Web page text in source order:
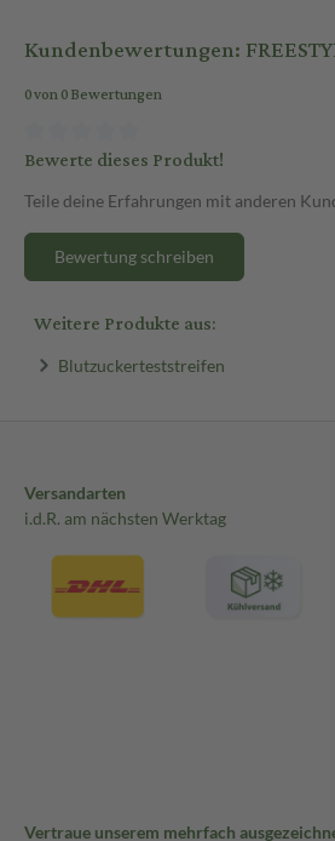
Kundenbewertungen:
0 von 0 Bewertungen
Bewerte dieses Produkt!
Teile deine Erfahrungen mit anderen
Bewertung schreiben
Weitere Produkte aus:
Blutzuckerteststreifen
Versandarten
i.d.R. am nächsten Werktag
Vertraue unserem mehrfach